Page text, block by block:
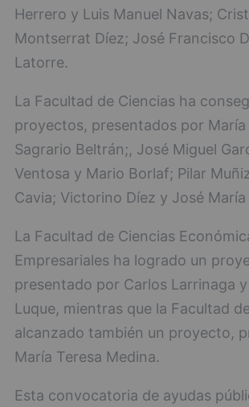
Herrero y Luis Manuel Navas;
Montserrat Díez; José Francisco
Latorre.
La Facultad de Ciencias ha
proyectos, presentados por María
Sagrario Beltrán;, José Miguel
Ventosa y Mario Borlaf; Pilar
Cavia; Victorino Díez y José María
La Facultad de Ciencias
Empresariales ha logrado un
presentado por Carlos Larrinaga
Luque, mientras que la Facultad
alcanzado también un proyecto,
María Teresa Medina.
Esta convocatoria de ayudas